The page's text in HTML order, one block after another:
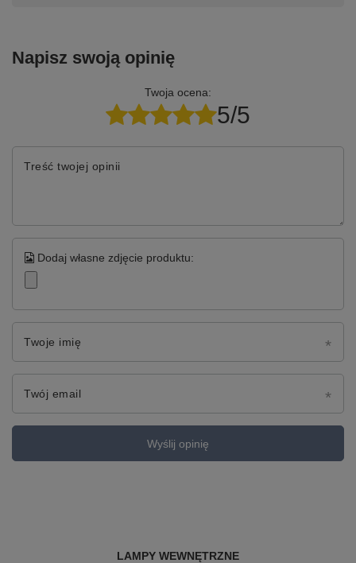
Napisz swoją opinię
Twoja ocena:
5/5
Treść twojej opinii
Dodaj własne zdjęcie produktu:
Twoje imię
Twój email
Wyślij opinię
LAMPY WEWNĘTRZNE